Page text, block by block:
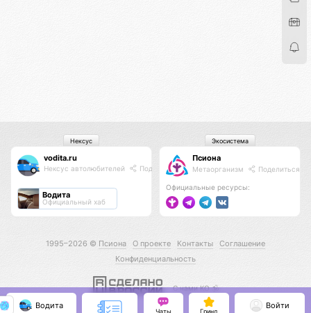
vodita.ru
Нексус автолюбителей Поделиться
Водита
Официальный хаб
Нексус
Псиона
Метаорганизм Поделиться
Официальные ресурсы:
Экосистема
1995–2026 © Псиона О проекте Контакты
Соглашение
Конфиденциальность
С нами КО 🕉️
Водита
Чаты Гринд
Войти